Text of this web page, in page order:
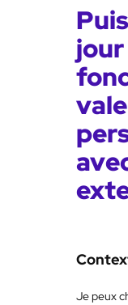
Je peux